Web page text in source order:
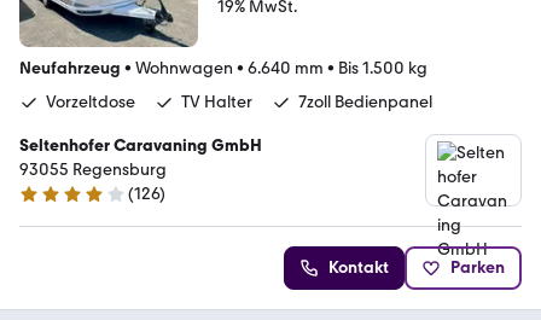
19% MwSt.
Neufahrzeug • Wohnwagen • 6.640 mm • Bis 1.500 kg
Vorzeltdose
TV Halter 7zoll Bedienpanel
Seltenhofer Caravaning GmbH
93055 Regensburg
4.2 Sterne
(126)
Kontakt Parken